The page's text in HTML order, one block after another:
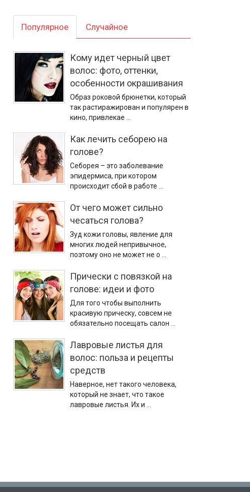
Популярное Случайное
Кому идет черный цвет
волос: фото, оттенки,
особенности окрашивания
Образ роковой брюнетки, который
так растиражирован и популярен в
кино, привлекае …
Как лечить себорею на
голове?
Себорея – это заболевание
эпидермиса, при котором
происходит сбой в работе …
От чего может сильно
чесаться голова?
Зуд кожи головы, явление для
многих людей непривычное,
поэтому оно не может не о …
Прически с повязкой на
голове: идеи и фото
Для того чтобы выполнить
красивую прическу, совсем не
обязательно посещать салон …
Лавровые листья для
волос: польза и рецепты
средств
Наверное, нет такого человека,
который не знает, что такое
лавровые листья. Их и …